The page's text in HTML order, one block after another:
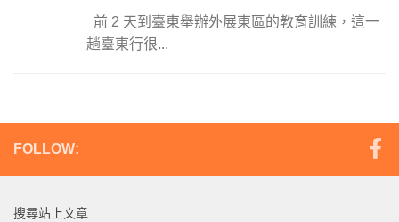
前 2 天到臺東舉辦外展東區的教育訓練，這一
趟臺東行很...
FOLLOW:
搜尋站上文章